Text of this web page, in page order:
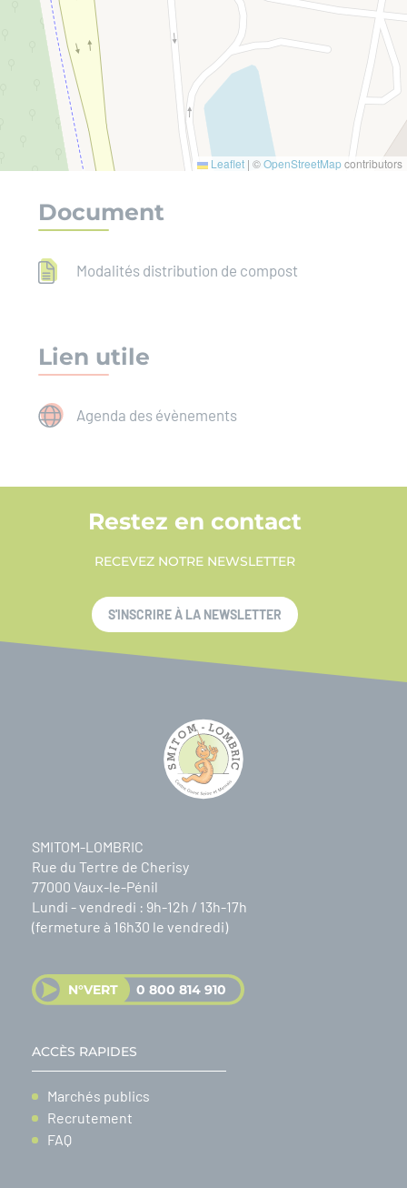
Leaflet | ©OpenStreetMapcontributors
Document
Modalités distribution de compost
Lien utile
Agenda des évènements
SMITOM-LOMBRIC
Rue du Tertre de Cherisy
77000 Vaux-le-Pénil
Lundi - vendredi : 9h-12h / 13h-17h
(fermeture à 16h30 le vendredi)
N°VERT 0 800 814 910
ACCÈS RAPIDES
Marchés publics
Recrutement
FAQ
Restez en contact
RECEVEZ NOTRE NEWSLETTER
S'INSCRIRE À LA NEWSLETTER